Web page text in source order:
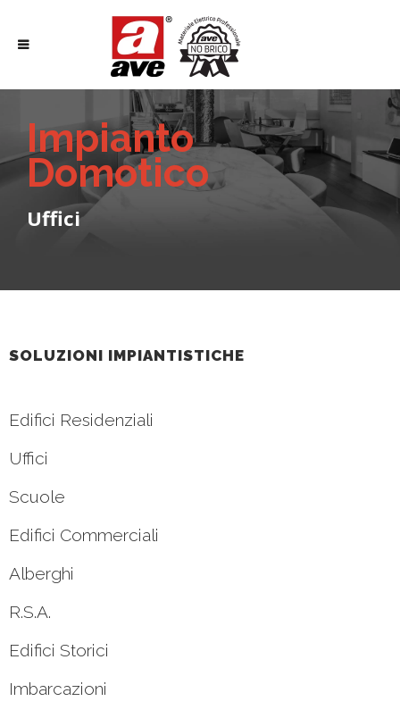
Impianto
Domotico
Uffici
SOLUZIONI IMPIANTISTICHE
Edifici Residenziali
Uffici
Scuole
Edifici Commerciali
Alberghi
R.S.A.
Edifici Storici
Imbarcazioni